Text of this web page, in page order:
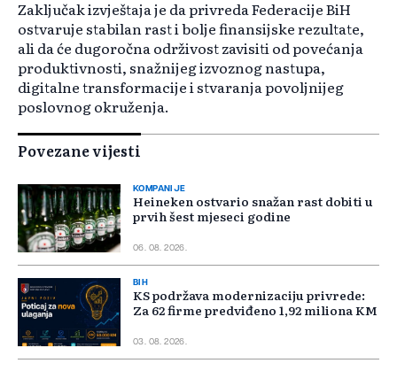
Zaključak izvještaja je da privreda Federacije BiH
ostvaruje stabilan rast i bolje finansijske rezultate,
ali da će dugoročna održivost zavisiti od povećanja
produktivnosti, snažnijeg izvoznog nastupa,
digitalne transformacije i stvaranja povoljnijeg
poslovnog okruženja.
Povezane vijesti
KOMPANIJE
Heineken ostvario snažan rast dobiti u
prvih šest mjeseci godine
06. 08. 2026.
BIH
KS podržava modernizaciju privrede:
Za 62 firme predviđeno 1,92 miliona KM
03. 08. 2026.